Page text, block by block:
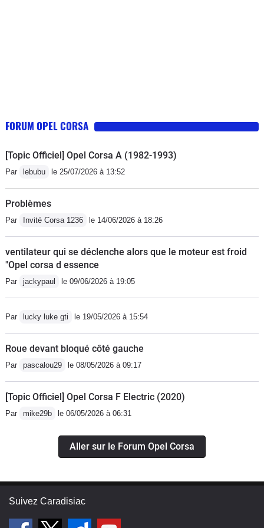
FORUM OPEL CORSA
[Topic Officiel] Opel Corsa A (1982-1993)
Par lebubu le 25/07/2026 à 13:52
Problèmes
Par Invité Corsa 1236 le 14/06/2026 à 18:26
ventilateur qui se déclenche alors que le moteur est froid
"Opel corsa d essence
Par jackypaul le 09/06/2026 à 19:05
Par lucky luke gti le 19/05/2026 à 15:54
Roue devant bloqué côté gauche
Par pascalou29 le 08/05/2026 à 09:17
[Topic Officiel] Opel Corsa F Electric (2020)
Par mike29b le 06/05/2026 à 06:31
Aller sur le Forum Opel Corsa
Suivez Caradisiac